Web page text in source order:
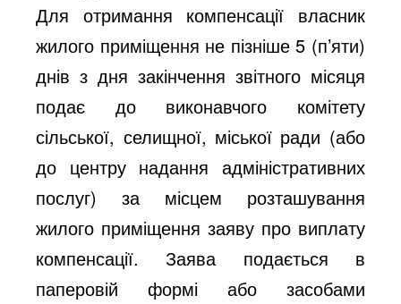
Для отримання компенсації власник
жилого приміщення не пізніше 5 (п’яти)
днів з дня закінчення звітного місяця
подає до виконавчого комітету
сільської, селищної, міської ради (або
до центру надання адміністративних
послуг) за місцем розташування
жилого приміщення заяву про виплату
компенсації. Заява подається в
паперовій формі або засобами